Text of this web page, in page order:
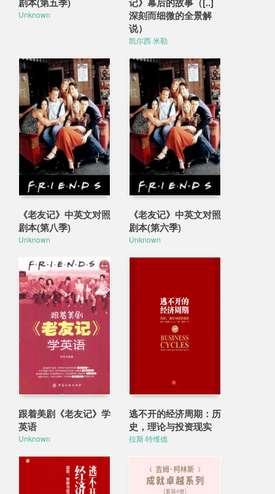
Unknown
深刻而细微的全景解
说）
凯尔西·米勒
《老友记》中英文对照
剧本(第八季)
Unknown
《老友记》中英文对照
剧本(第六季)
Unknown
跟着美剧《老友记》学
英语
Unknown
逃不开的经济周期：历
史，理论与投资现实
拉斯·特维德